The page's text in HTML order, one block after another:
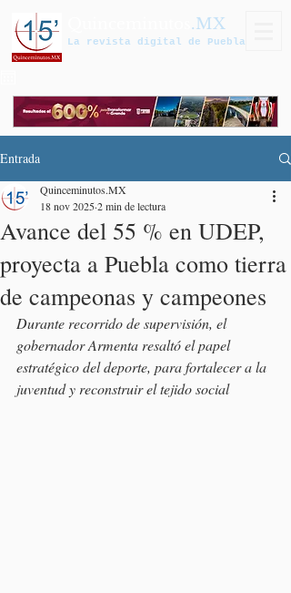
.MX
La revista digital de Puebla
Entrada
Avance del 55 % en UDEP,
proyecta a Puebla como tierra
de campeonas y campeones
Quinceminutos.MX
18 nov 20252 min de lectura
Durante recorrido de supervisión, el
gobernador Armenta resaltó el papel
estratégico del deporte, para fortalecer a la
juventud y reconstruir el tejido social